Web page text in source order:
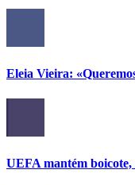
Eleia Vieira:
UEFA mantém